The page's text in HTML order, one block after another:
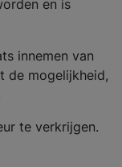
en is
innemen van
de mogelijkheid,
te verkrijgen.